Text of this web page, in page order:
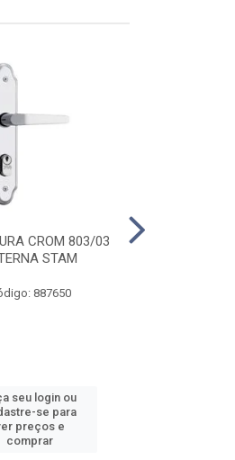
CROM 803/03
STAM
887650
seu login ou
se para
preços e
comprar